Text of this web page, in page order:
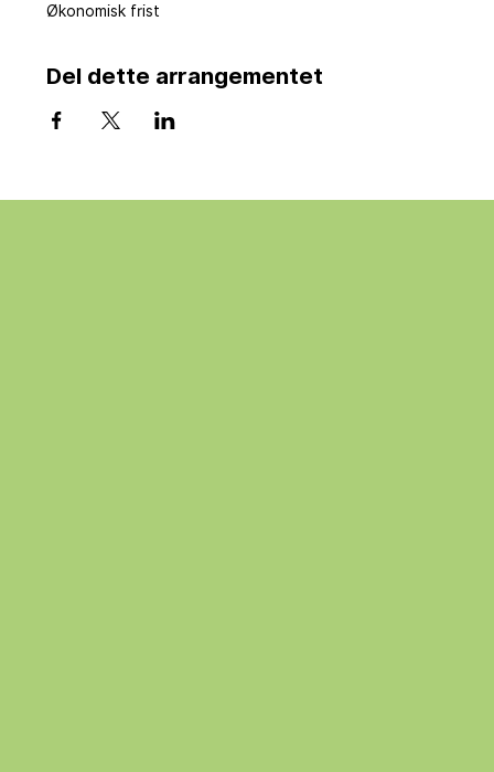
Økonomisk frist
Del dette arrangementet